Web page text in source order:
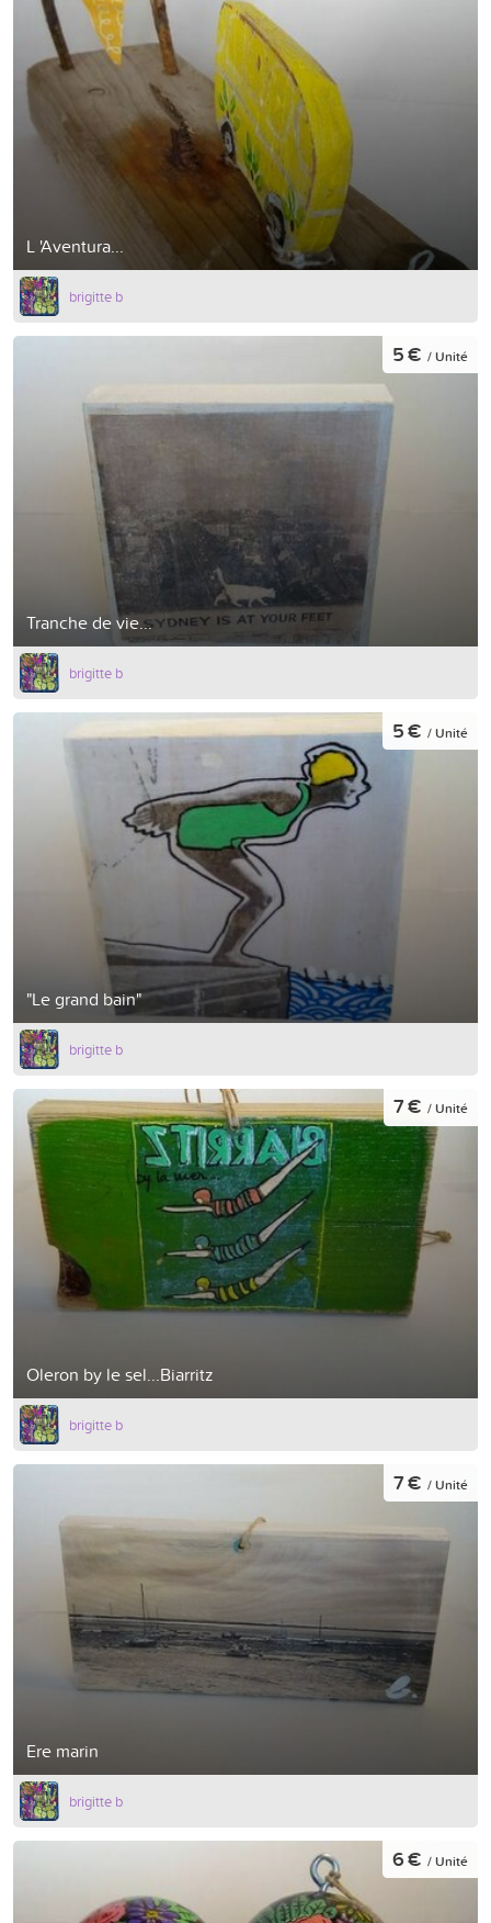
L 'Aventura...
brigitte b
Tranche de vie...
5 € / Unité
brigitte b
"Le grand bain"
5 € / Unité
brigitte b
Oleron by le sel...Biarritz
7 € / Unité
brigitte b
Ere marin
7 € / Unité
brigitte b
6 € / Unité